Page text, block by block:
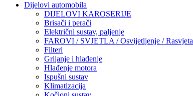
Dijelovi automobila
DIJELOVI KAROSERIJE
Brisači i perači
Električni sustav, paljenje
FAROVI / SVJETLA / Osvijetljenje / Rasvjeta
Filteri
Grijanje i hlađenje
Hlađenje motora
Ispušni sustav
Klimatizacija